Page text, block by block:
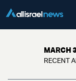
MARCH
RECENT